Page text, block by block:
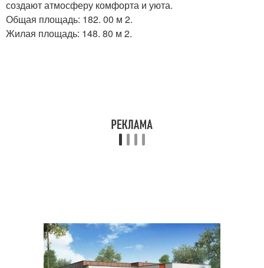
создают атмосферу комфорта и уюта.
Общая площадь: 182. 00 м 2.
Жилая площадь: 148. 80 м 2.